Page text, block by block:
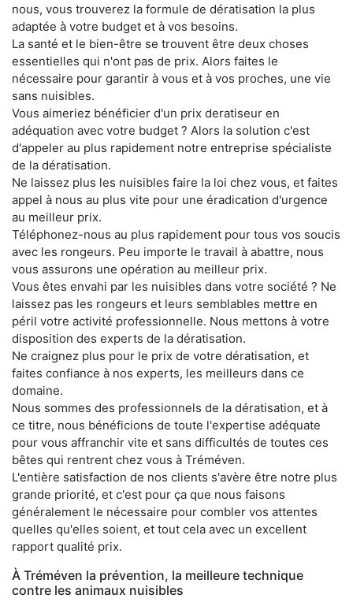
nous, vous trouverez la formule de dératisation la plus
adaptée à votre budget et à vos besoins.
La santé et le bien-être se trouvent être deux choses
essentielles qui n'ont pas de prix. Alors faites le
nécessaire pour garantir à vous et à vos proches, une vie
sans nuisibles.
Vous aimeriez bénéficier d'un prix deratiseur en
adéquation avec votre budget ? Alors la solution c'est
d'appeler au plus rapidement notre entreprise spécialiste
de la dératisation.
Ne laissez plus les nuisibles faire la loi chez vous, et faites
appel à nous au plus vite pour une éradication d'urgence
au meilleur prix.
Téléphonez-nous au plus rapidement pour tous vos soucis
avec les rongeurs. Peu importe le travail à abattre, nous
vous assurons une opération au meilleur prix.
Vous êtes envahi par les nuisibles dans votre société ? Ne
laissez pas les rongeurs et leurs semblables mettre en
péril votre activité professionnelle. Nous mettons à votre
disposition des experts de la dératisation.
Ne craignez plus pour le prix de votre dératisation, et
faites confiance à nos experts, les meilleurs dans ce
domaine.
Nous sommes des professionnels de la dératisation, et à
ce titre, nous bénéficions de toute l'expertise adéquate
pour vous affranchir vite et sans difficultés de toutes ces
bêtes qui rentrent chez vous à Tréméven.
L'entière satisfaction de nos clients s'avère être notre plus
grande priorité, et c'est pour ça que nous faisons
généralement le nécessaire pour combler vos attentes
quelles qu'elles soient, et tout cela avec un excellent
rapport qualité prix.
À Tréméven la prévention, la meilleure technique
contre les animaux nuisibles